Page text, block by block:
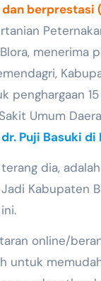
berprestasi
menerima
penghargaan
Umum
dr. Puji Basuki di
dia,
Kabupaten
online/
untuk